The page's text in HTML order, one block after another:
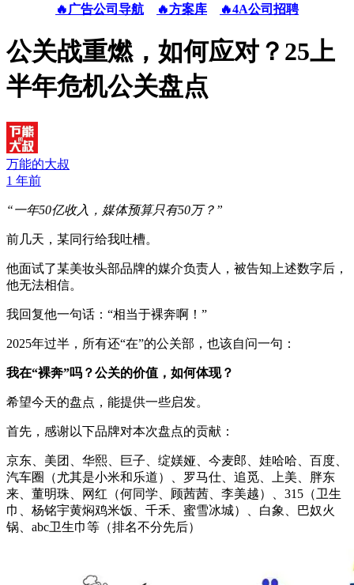
🔥广告公司导航
🔥方案库 🔥4A公司招聘
公关战重燃，如何应对？25上
半年危机公关盘点
万能的大叔
1 年前
“一年50亿收入，媒体预算只有50万？”
前几天，某同行给我吐槽。
他面试了某美妆头部品牌的媒介负责人，被告知上述数字后，
他无法相信。
我回复他一句话：“相当于裸奔啊！”
2025年过半，所有还“在”的公关部，也该自问一句：
我在“裸奔”吗？公关的价值，如何体现？
希望今天的盘点，能提供一些启发。
首先，感谢以下品牌对本次盘点的贡献：
京东、美团、华熙、巨子、绽媄娅、今麦郎、娃哈哈、百度、
汽车圈（尤其是小米和乐道）、罗马仕、追觅、上美、胖东
来、董明珠、网红（何同学、顾茜茜、李美越）、315（卫生
巾、杨铭宇黄焖鸡米饭、千禾、蜜雪冰城）、白象、巴奴火
锅、abc卫生巾等（排名不分先后）